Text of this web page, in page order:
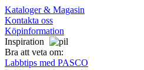
Kataloger & Magasin
Kontakta oss
Köpinformation
Inspiration
Bra att veta om:
Labbtips med PASCO